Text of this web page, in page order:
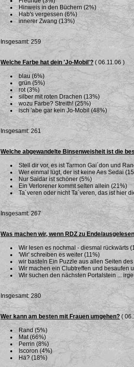
Hinweis in den Büchern (2%)
Hab's vergessen (6%)
innerer Zwang (13%)
Insgesamt: 259
Welche Farbe hat dein 'Jo-Mobil'? ( 06.11.06 )
blau (6%)
grün (5%)
rot (3%)
silber mit roten Drachen (13%)
wozu Farbe? Streith! (25%)
isch 'abe gar kein Jo-Mobil (48%)
Insgesamt: 261
Welche abgewandelte Binsenweisheit ist die
Stell dir vor, es ist Tarmon Gai´don und
Wer einmal lügt, der ist keine Aes Sedai
Nur Saidar ist schöner (5%)
Ein Verlorener kommt selten allein (21%)
Ta´veren oder nicht Ta´veren, das ist hier
Insgesamt: 267
Was machen wir, wenn RDZ zu Ende/
Wir lesen es nochmal - diesmal rückwärts
'Wir' schreiben es weiter (11%)
wir basteln Ein Puzzle aus allen Seiten
Wir machen ein Clubtreffen und besaufen
Wir suchen den nächsten Portalstein ...
Insgesamt: 280
Wer kann am besten mit Frauen umgehen? (
Rand (5%)
Mat (66%)
Perrin (8%)
Iscoron (4%)
Hä? (18%)